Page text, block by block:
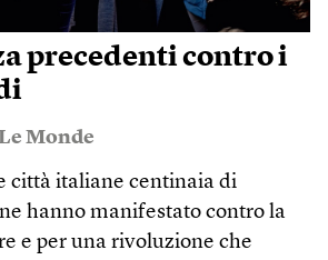
precedenti contro i
Monde
città italiane centinaia di
hanno manifestato contro la
e per una rivoluzione che